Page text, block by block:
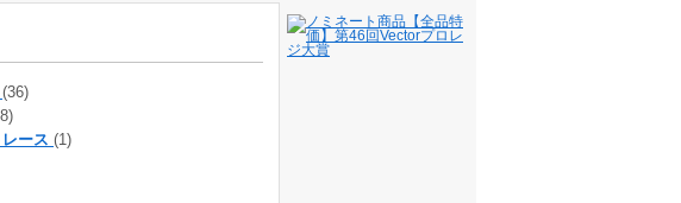
(36)
ース (1)